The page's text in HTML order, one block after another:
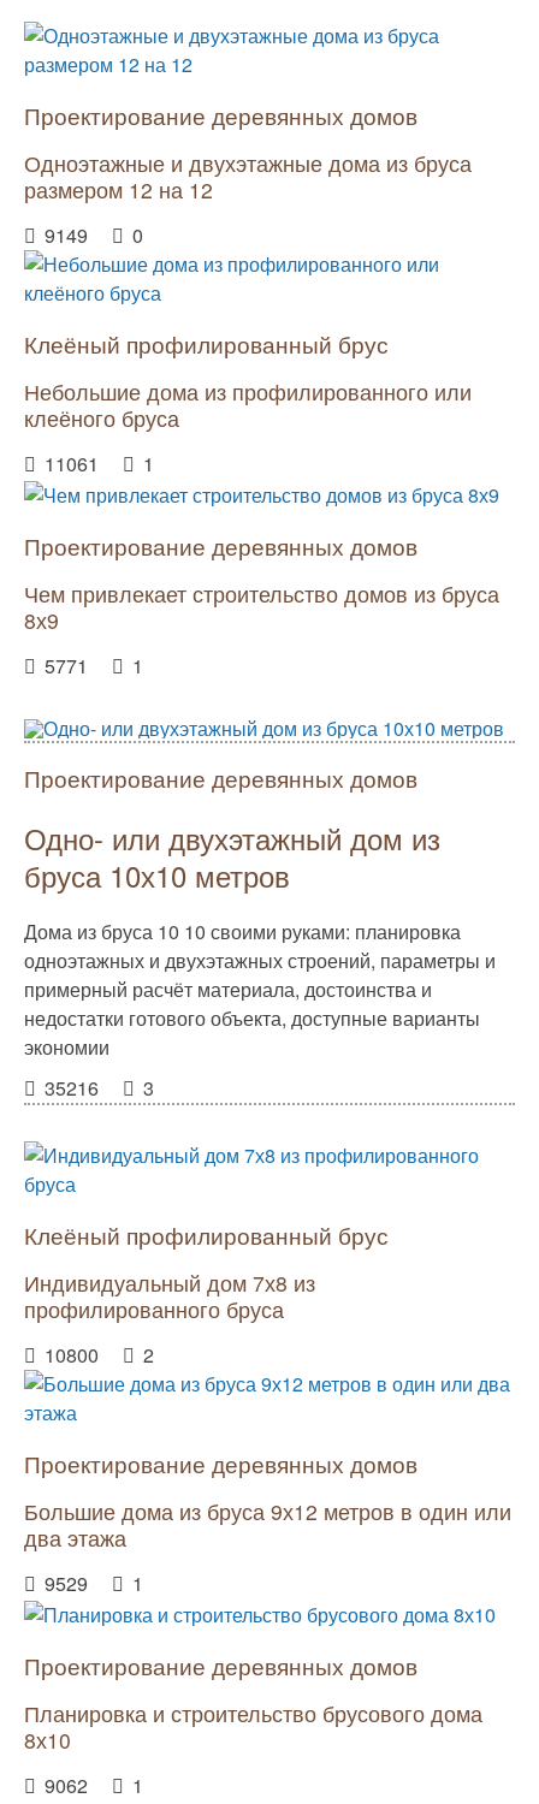
Проектирование деревянных домов
Одноэтажные и двухэтажные дома из бруса
размером 12 на 12
9149 0
Клеёный профилированный брус
Небольшие дома из профилированного или
клеёного бруса
11061 1
Проектирование деревянных домов
Чем привлекает строительство домов из бруса
8х9
5771 1
Проектирование деревянных домов
Одно- или двухэтажный дом из
бруса 10х10 метров
Дома из бруса 10 10 своими руками: планировка
одноэтажных и двухэтажных строений, параметры и
примерный расчёт материала, достоинства и
недостатки готового объекта, доступные варианты
экономии
35216
3
Клеёный профилированный брус
Индивидуальный дом 7х8 из
профилированного бруса
10800 2
Проектирование деревянных домов
Большие дома из бруса 9х12 метров в один или
два этажа
9529 1
Проектирование деревянных домов
Планировка и строительство брусового дома
8х10
9062 1